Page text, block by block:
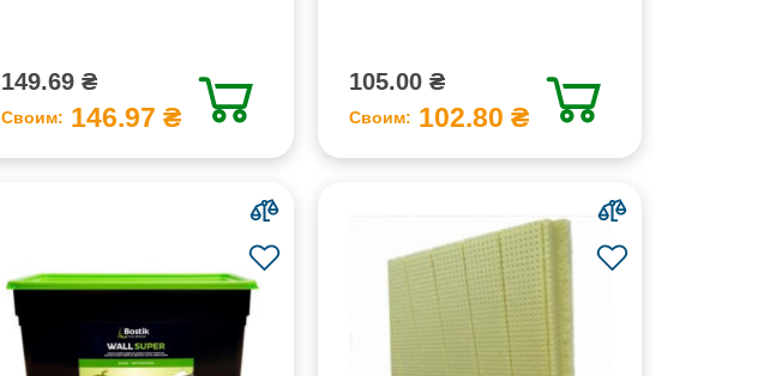
149.69 ₴
Своим: 146.97 ₴
105.00 ₴
Своим: 102.80 ₴